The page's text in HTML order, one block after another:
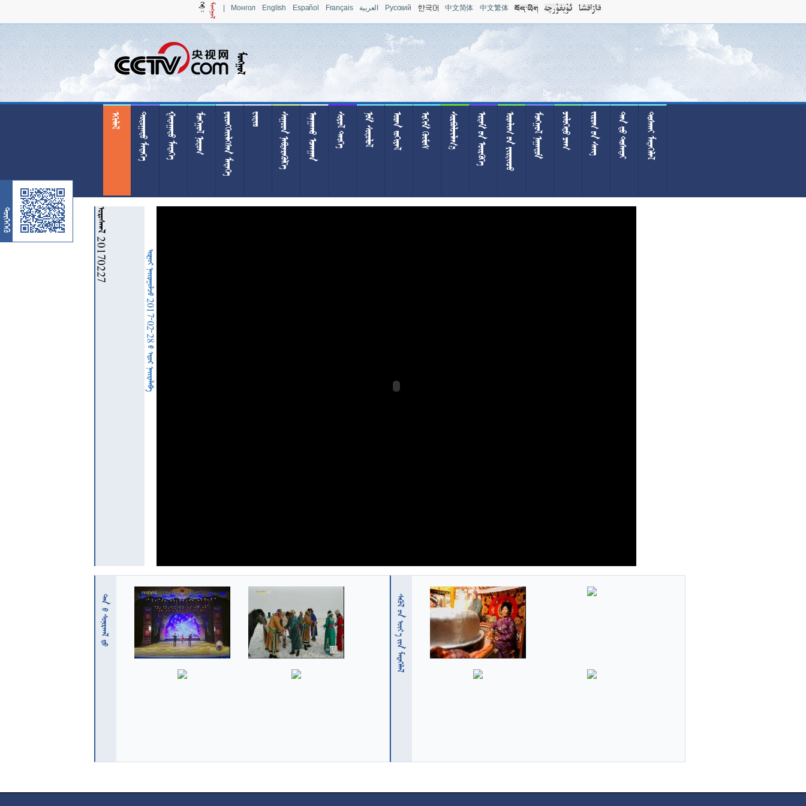
| Монгол English Español Français العربية Pусский 中文简体 中文繁体
                                        
  20170227   2017-02-28   
    